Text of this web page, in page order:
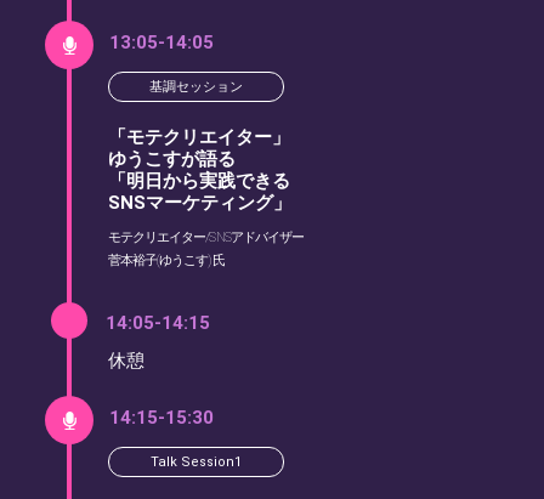
13:05-14:05
基調セッション
「モテクリエイター」
ゆうこすが語る
「明日から実践できる
SNSマーケティング」
モテクリエイター/SNSアドバイザー
菅本裕子(ゆうこす)氏
14:05-14:15
休憩
14:15-15:30
Talk Session1